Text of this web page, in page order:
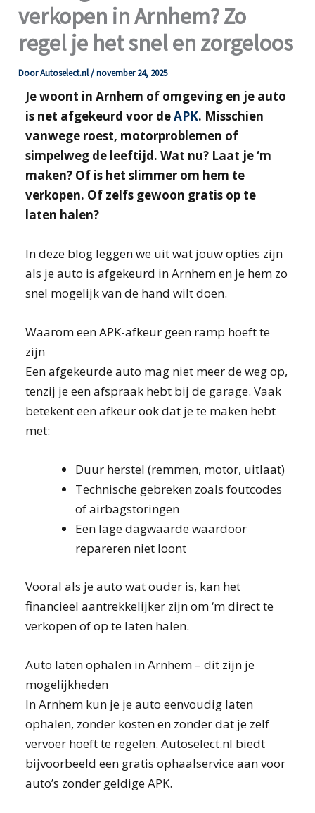
verkopen in Arnhem? Zo
regel je het snel en zorgeloos
DoorAutoselect.nl/november 24, 2025
Je woont in Arnhem of omgeving en je auto
is net afgekeurd voor deAPK. Misschien
vanwege roest, motorproblemen of
simpelweg de leeftijd. Wat nu? Laat je ‘m
maken? Of is het slimmer om hem te
verkopen. Of zelfs gewoon gratis op te
laten halen?
In deze blog leggen we uit wat jouw opties zijn
als je auto is afgekeurd in Arnhem en je hem zo
snel mogelijk van de hand wilt doen.
Waarom een APK-afkeur geen ramp hoeft te
zijn
Een afgekeurde auto mag niet meer de weg op,
tenzij je een afspraak hebt bij de garage. Vaak
betekent een afkeur ook dat je te maken hebt
met:
Duur herstel (remmen, motor, uitlaat)
Technische gebreken zoals foutcodes
of airbagstoringen
Een lage dagwaarde waardoor
repareren niet loont
Vooral als je auto wat ouder is, kan het
financieel aantrekkelijker zijn om ‘m direct te
verkopen of op te laten halen.
Auto laten ophalen in Arnhem – dit zijn je
mogelijkheden
In Arnhem kun je je auto eenvoudig laten
ophalen, zonder kosten en zonder dat je zelf
vervoer hoeft te regelen. Autoselect.nl biedt
bijvoorbeeld een gratis ophaalservice aan voor
auto’s zonder geldige APK.